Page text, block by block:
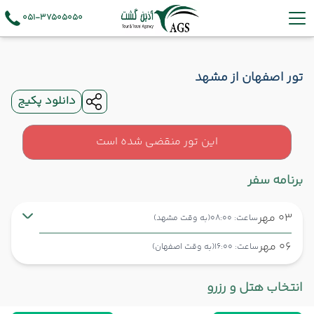
051-37505050
تور اصفهان از مشهد
دانلود پکیج
این تور منقضی شده است
برنامه سفر
03 مهر ساعت: 08:00 (به وقت مشهد)
06 مهر ساعت: 16:00 (به وقت اصفهان)
شروع سفر مشهد ,
انتخاب هتل و رزرو